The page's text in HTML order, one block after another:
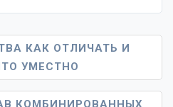
КАК ОТЛИЧАТЬ И
УМЕСТНО
КОМБИНИРОВАННЫХ